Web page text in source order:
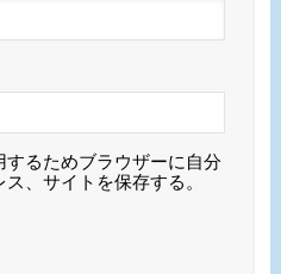
するためブラウザーに自分
、サイトを保存する。